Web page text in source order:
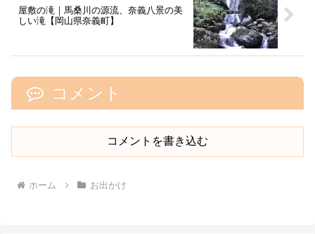
屋敷の滝｜馬桑川の源流、奈義八景の美
しい滝【岡山県奈義町】
コメント
コメントを書き込む
ホーム お出かけ